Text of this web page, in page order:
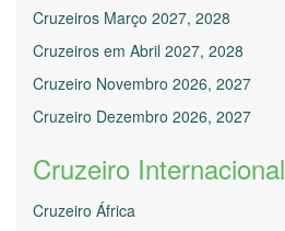
Cruzeiros Março 2027, 2028
Cruzeiros em Abril 2027, 2028
Cruzeiro Novembro 2026, 2027
Cruzeiro Dezembro 2026, 2027
Cruzeiro Internacional
Cruzeiro África